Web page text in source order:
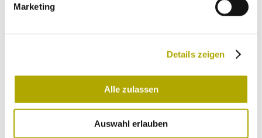
Marketing
Details zeigen
Alle zulassen
Auswahl erlauben
gefallen könnten.
8. März
Auf die Maus gekommen